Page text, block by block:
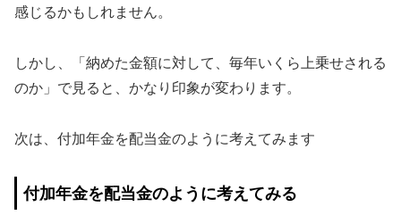
感じるかもしれません。
しかし、「納めた金額に対して、毎年いくら上乗せされる
のか」で見ると、かなり印象が変わります。
次は、付加年金を配当金のように考えてみます
付加年金を配当金のように考えてみる